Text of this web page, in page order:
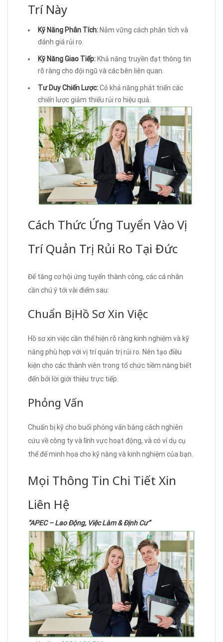
Trí Này
Kỹ Năng Phân Tích: Nắm vững cách phân tích và
đánh giá rủi ro.
Kỹ Năng Giao Tiếp: Khả năng truyền đạt thông tin
rõ ràng cho đội ngũ và các bên liên quan.
Tư Duy Chiến Lược:Có khả năng phát triển các
chiến lược giảm thiểu rủi ro hiệu quả.
Cách Thức Ứng Tuyển Vào Vị
Trí Quản Trị Rủi Ro Tại Đức
Để tăng cơ hội ứng tuyển thành công, các cá nhân
cần chú ý tới vài điểm sau:
Chuẩn Bị Hồ Sơ Xin Việc
Hồ sơ xin việc cần thể hiện rõ ràng kinh nghiệm và kỹ
năng phù hợp với vị trí quản trị rủi ro. Nên tạo điều
kiện cho các thành viên trong tổ chức tiềm năng biết
đến bởi lời giới thiệu trực tiếp.
Phỏng Vấn
Chuẩn bị kỹ cho buổi phỏng vấn bằng cách nghiên
cứu về công ty và lĩnh vực hoạt động, và có ví dụ cụ
thể để minh họa cho kỹ năng và kinh nghiệm của bạn.
Mọi Thông Tin Chi Tiết Xin
Liên Hệ
“APEC – Lao Động, Việc Làm & Định Cư”